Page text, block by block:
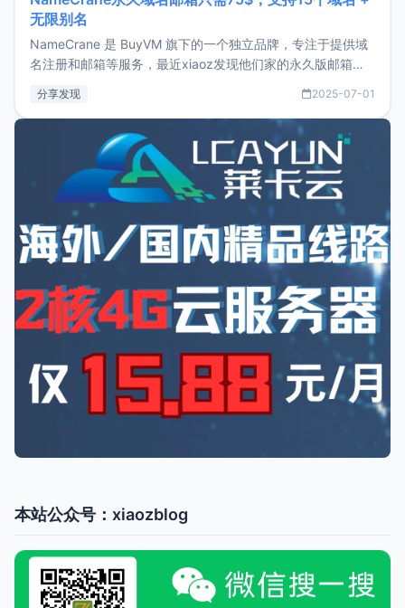
无限别名
NameCrane 是 BuyVM 旗下的一个独立品牌，专注于提供域
名注册和邮箱等服务，最近xiaoz发现他们家的永久版邮箱服
又实惠的域名邮箱，不妨尝试一下 NameCrane。注册
NameCraneNameCrane不支持直接注册，必须要购买
分享发现 2025-07-01
本站公众号：xiaozblog